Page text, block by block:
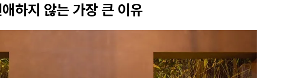
하지 않는 가장 큰 이유